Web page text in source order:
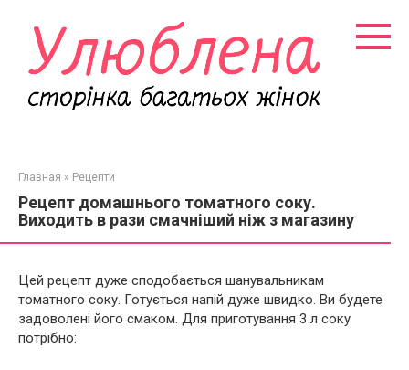
контенту
Главная » Рецепти
Рецепт домашнього томатного соку.
Виходить в рази смачніший ніж з магазину
Цей рецепт дуже сподобається шанувальникам
томатного соку. Готується напій дуже швидко. Ви будете
задоволені його смаком. Для приготування 3 л соку
потрібно: